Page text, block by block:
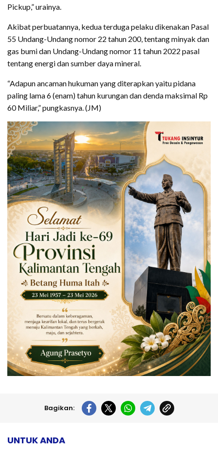
Pickup,” urainya.
Akibat perbuatannya, kedua terduga pelaku dikenakan Pasal
55 Undang-Undang nomor 22 tahun 200, tentang minyak dan
gas bumi dan Undang-Undang nomor 11 tahun 2022 pasal
tentang energi dan sumber daya mineral.
“Adapun ancaman hukuman yang diterapkan yaitu pidana
paling lama 6 (enam) tahun kurungan dan denda maksimal Rp
60 Miliar,” pungkasnya. (JM)
Bagikan:
UNTUK ANDA